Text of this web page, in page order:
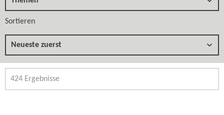
Sortieren
Neueste zuerst
424 Ergebnisse